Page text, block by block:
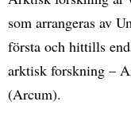
som arrangeras av
första och hittills
arktisk forskning –
(Arcum).